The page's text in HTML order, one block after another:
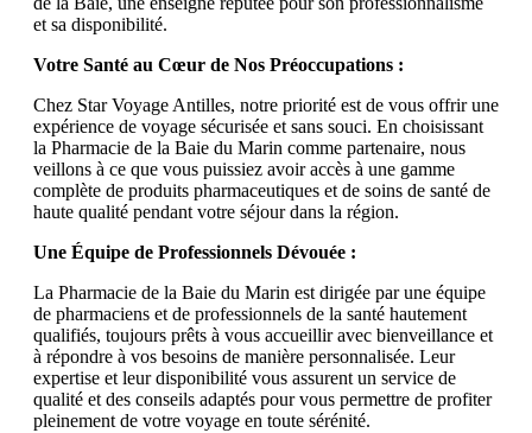
et sa disponibilité.
Votre Santé au Cœur de Nos Préoccupations :
Chez Star Voyage Antilles, notre priorité est de vous offrir une
expérience de voyage sécurisée et sans souci. En choisissant
la Pharmacie de la Baie du Marin comme partenaire, nous
veillons à ce que vous puissiez avoir accès à une gamme
complète de produits pharmaceutiques et de soins de santé de
haute qualité pendant votre séjour dans la région.
Une Équipe de Professionnels Dévouée :
La Pharmacie de la Baie du Marin est dirigée par une équipe
de pharmaciens et de professionnels de la santé hautement
qualifiés, toujours prêts à vous accueillir avec bienveillance et
à répondre à vos besoins de manière personnalisée. Leur
expertise et leur disponibilité vous assurent un service de
qualité et des conseils adaptés pour vous permettre de profiter
pleinement de votre voyage en toute sérénité.